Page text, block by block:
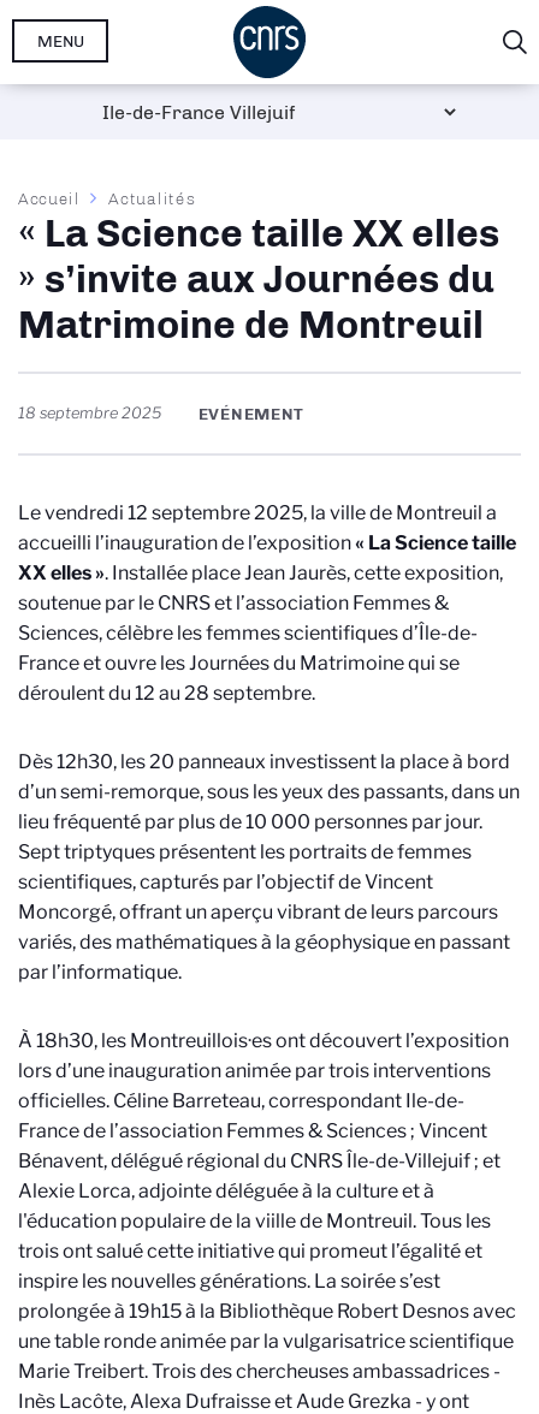
Aller
MENU
Fil
d'Ariane
Accueil Actualités
« La Science taille XX elles
» s’invite aux Journées du
Matrimoine de Montreuil
18 septembre 2025 EVÉNEMENT
Le vendredi 12 septembre 2025, la ville de Montreuil a
accueilli l’inauguration de l’exposition« La Science taille
XX elles ». Installée place Jean Jaurès, cette exposition,
soutenue par le CNRS et l’association Femmes &
Sciences, célèbre les femmes scientifiques d’Île-de-
France et ouvre les Journées du Matrimoine qui se
déroulent du 12 au 28 septembre.
Dès 12h30, les 20 panneaux investissent la place à bord
d’un semi-remorque, sous les yeux des passants, dans un
lieu fréquenté par plus de 10 000 personnes par jour.
Sept triptyques présentent les portraits de femmes
scientifiques, capturés par l’objectif de Vincent
Moncorgé, offrant un aperçu vibrant de leurs parcours
variés, des mathématiques à la géophysique en passant
par l’informatique.
À 18h30, les Montreuillois·es ont découvert l’exposition
lors d’une inauguration animée par trois interventions
officielles. Céline Barreteau, correspondant Ile-de-
France de l’association Femmes & Sciences ; Vincent
Bénavent, délégué régional du CNRS Île-de-Villejuif ; et
Alexie Lorca, adjointe déléguée à la culture et à
l'éducation populaire de la viille de Montreuil. Tous les
trois ont salué cette initiative qui promeut l’égalité et
inspire les nouvelles générations. La soirée s’est
prolongée à 19h15 à la Bibliothèque Robert Desnos avec
une table ronde animée par la vulgarisatrice scientifique
Marie Treibert. Trois des chercheuses ambassadrices -
Inès Lacôte, Alexa Dufraisse et Aude Grezka - y ont